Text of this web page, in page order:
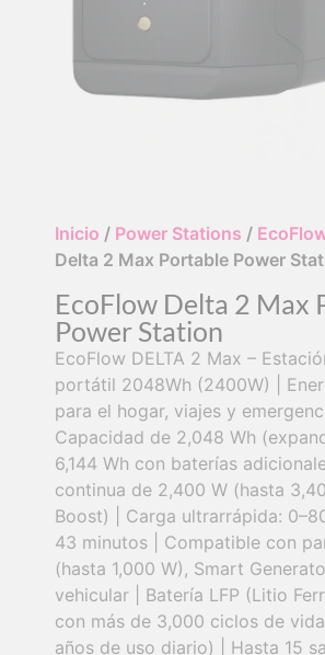
Inicio / Power Stations /
Delta 2 Max Portable Power
EcoFlow Delta 2 Max
Power Station
EcoFlow DELTA 2 Max –
portátil 2048Wh (2400W) |
para el hogar, viajes y
Capacidad de 2,048 Wh
6,144 Wh con baterías
continua de 2,400 W (hasta
Boost) | Carga ultrarrápida:
43 minutos | Compatible con
(hasta 1,000 W), Smart
vehicular | Batería LFP (Litio
con más de 3,000 ciclos de
años de uso diario) | Hasta 15